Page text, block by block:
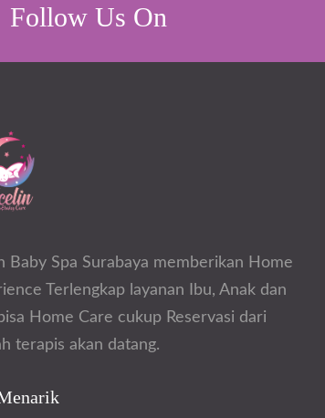
Follow Us On
Baby Spa Surabaya memberikan Home
Terlengkap layanan Ibu, Anak dan
Home Care cukup Reservasi dari
terapis akan datang.